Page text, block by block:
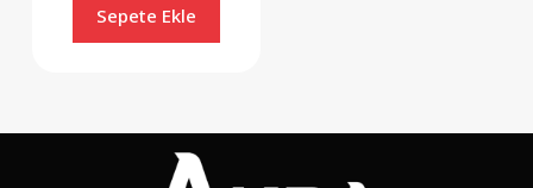
Sepete Ekle